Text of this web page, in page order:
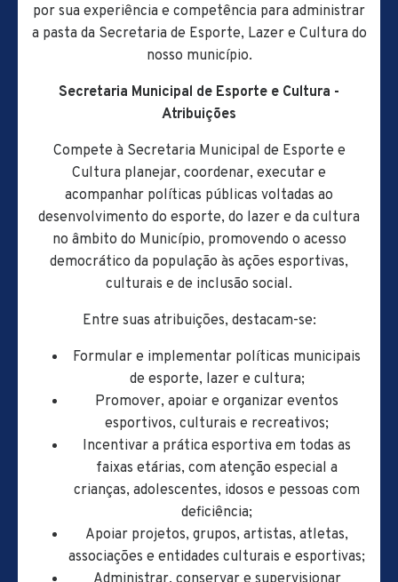
por sua experiência e competência para administrar
a pasta da Secretaria de Esporte, Lazer e Cultura do
nosso município.
Secretaria Municipal de Esporte e Cultura -
Atribuições
Compete à Secretaria Municipal de Esporte e
Cultura planejar, coordenar, executar e
acompanhar políticas públicas voltadas ao
desenvolvimento do esporte, do lazer e da cultura
no âmbito do Município, promovendo o acesso
democrático da população às ações esportivas,
culturais e de inclusão social.
Entre suas atribuições, destacam-se:
Formular e implementar políticas municipais
de esporte, lazer e cultura;
Promover, apoiar e organizar eventos
esportivos, culturais e recreativos;
Incentivar a prática esportiva em todas as
faixas etárias, com atenção especial a
crianças, adolescentes, idosos e pessoas com
deficiência;
Apoiar projetos, grupos, artistas, atletas,
associações e entidades culturais e esportivas;